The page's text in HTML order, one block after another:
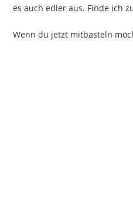
es auch edler aus. Finde ich
Wenn du jetzt mitbasteln